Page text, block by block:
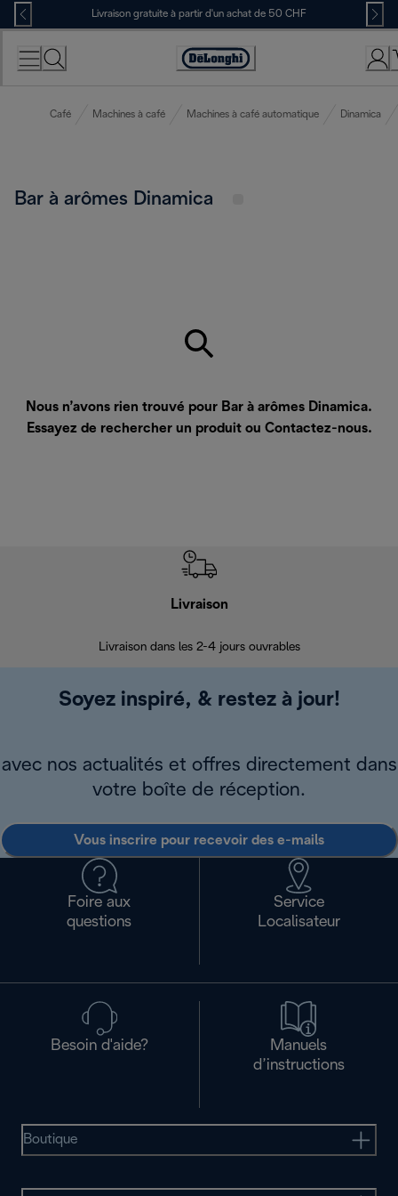
Skip
to
Content
Livraison gratuite à partir d'un achat de 50 CHF
Déclaration
Café Machines à café Machines à café automatique Dinamica
Bar à arômes Dinamica
Nous n’avons rien trouvé pour Bar à arômes Dinamica.
Essayez de rechercher un produit ou Contactez-nous.
Livraison
Livraison dans les 2-4 jours ouvrables
Soyez inspiré, & restez à jour!
avec nos actualités et offres directement dans
votre boîte de réception.
Vous inscrire pour recevoir des e-mails
Foire aux
questions
Service
Localisateur
Besoin d'aide?
Manuels
d’instructions
Boutique